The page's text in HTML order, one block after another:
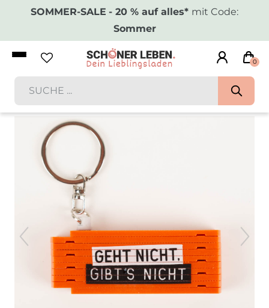
SOMMER-SALE - 20 % auf alles* mit Code:
Sommer
0